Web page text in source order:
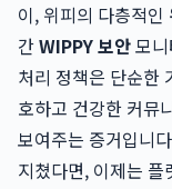
이, 위피의 다층적인
간WIPPY 보안모
처리 정책은 단순한
호하고 건강한 커뮤
보여주는 증거입니
지쳤다면, 이제는